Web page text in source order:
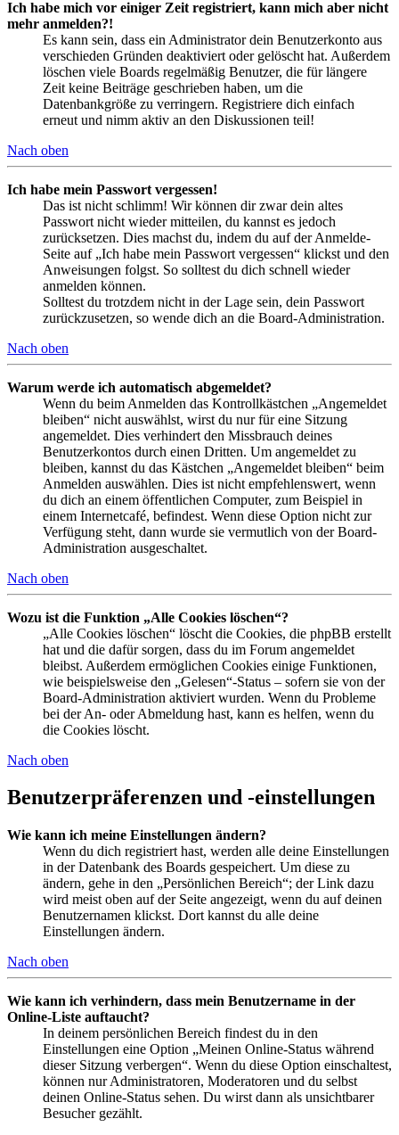
Ich habe mich vor einiger Zeit registriert, kann mich aber nicht
mehr anmelden?!
Es kann sein, dass ein Administrator dein Benutzerkonto aus
verschieden Gründen deaktiviert oder gelöscht hat. Außerdem
löschen viele Boards regelmäßig Benutzer, die für längere
Zeit keine Beiträge geschrieben haben, um die
Datenbankgröße zu verringern. Registriere dich einfach
erneut und nimm aktiv an den Diskussionen teil!
Nach oben
Ich habe mein Passwort vergessen!
Das ist nicht schlimm! Wir können dir zwar dein altes
Passwort nicht wieder mitteilen, du kannst es jedoch
zurücksetzen. Dies machst du, indem du auf der Anmelde-
Seite auf „Ich habe mein Passwort vergessen“ klickst und den
Anweisungen folgst. So solltest du dich schnell wieder
anmelden können.
Solltest du trotzdem nicht in der Lage sein, dein Passwort
zurückzusetzen, so wende dich an die Board-Administration.
Nach oben
Warum werde ich automatisch abgemeldet?
Wenn du beim Anmelden das Kontrollkästchen „Angemeldet
bleiben“ nicht auswählst, wirst du nur für eine Sitzung
angemeldet. Dies verhindert den Missbrauch deines
Benutzerkontos durch einen Dritten. Um angemeldet zu
bleiben, kannst du das Kästchen „Angemeldet bleiben“ beim
Anmelden auswählen. Dies ist nicht empfehlenswert, wenn
du dich an einem öffentlichen Computer, zum Beispiel in
einem Internetcafé, befindest. Wenn diese Option nicht zur
Verfügung steht, dann wurde sie vermutlich von der Board-
Administration ausgeschaltet.
Nach oben
Wozu ist die Funktion „Alle Cookies löschen“?
„Alle Cookies löschen“ löscht die Cookies, die phpBB erstellt
hat und die dafür sorgen, dass du im Forum angemeldet
bleibst. Außerdem ermöglichen Cookies einige Funktionen,
wie beispielsweise den „Gelesen“-Status – sofern sie von der
Board-Administration aktiviert wurden. Wenn du Probleme
bei der An- oder Abmeldung hast, kann es helfen, wenn du
die Cookies löscht.
Nach oben
Benutzerpräferenzen und -einstellungen
Wie kann ich meine Einstellungen ändern?
Wenn du dich registriert hast, werden alle deine Einstellungen
in der Datenbank des Boards gespeichert. Um diese zu
ändern, gehe in den „Persönlichen Bereich“; der Link dazu
wird meist oben auf der Seite angezeigt, wenn du auf deinen
Benutzernamen klickst. Dort kannst du alle deine
Einstellungen ändern.
Nach oben
Wie kann ich verhindern, dass mein Benutzername in der
Online-Liste auftaucht?
In deinem persönlichen Bereich findest du in den
Einstellungen eine Option „Meinen Online-Status während
dieser Sitzung verbergen“. Wenn du diese Option einschaltest,
können nur Administratoren, Moderatoren und du selbst
deinen Online-Status sehen. Du wirst dann als unsichtbarer
Besucher gezählt.